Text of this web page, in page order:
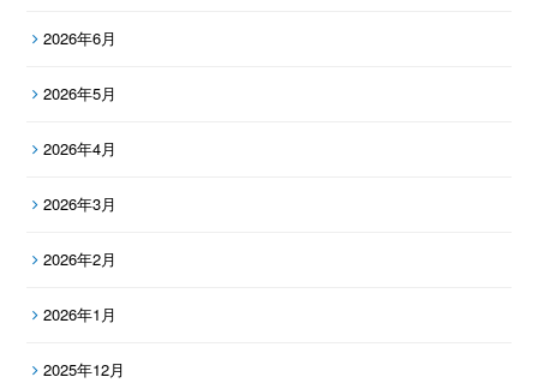
2026年6月
2026年5月
2026年4月
2026年3月
2026年2月
2026年1月
2025年12月